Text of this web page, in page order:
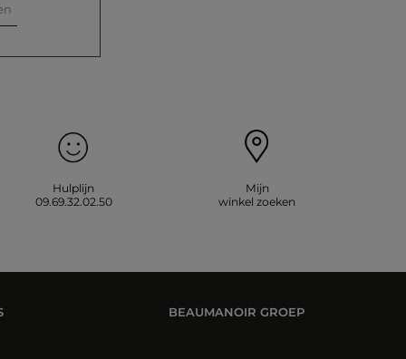
Hulplijn
09.69.32.02.50
Mijn
winkel zoeken
BEAUMANOIR GROEP